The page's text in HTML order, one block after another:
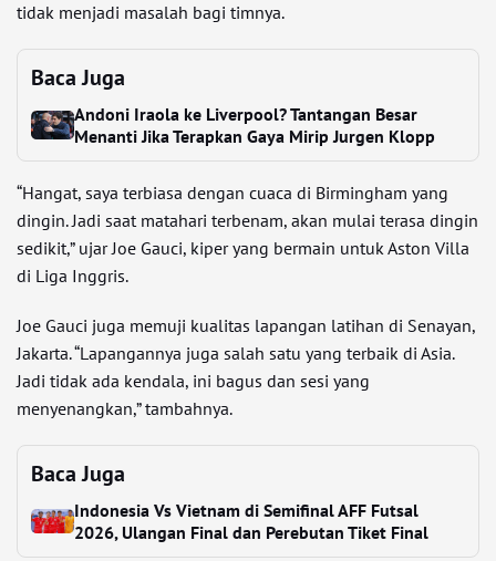
tidak menjadi masalah bagi timnya.
Baca Juga
Andoni Iraola ke Liverpool? Tantangan Besar
Menanti Jika Terapkan Gaya Mirip Jurgen Klopp
“Hangat, saya terbiasa dengan cuaca di Birmingham yang
dingin. Jadi saat matahari terbenam, akan mulai terasa dingin
sedikit,” ujar Joe Gauci, kiper yang bermain untuk Aston Villa
di Liga Inggris.
Joe Gauci juga memuji kualitas lapangan latihan di Senayan,
Jakarta. “Lapangannya juga salah satu yang terbaik di Asia.
Jadi tidak ada kendala, ini bagus dan sesi yang
menyenangkan,” tambahnya.
Baca Juga
Indonesia Vs Vietnam di Semifinal AFF Futsal
2026, Ulangan Final dan Perebutan Tiket Final